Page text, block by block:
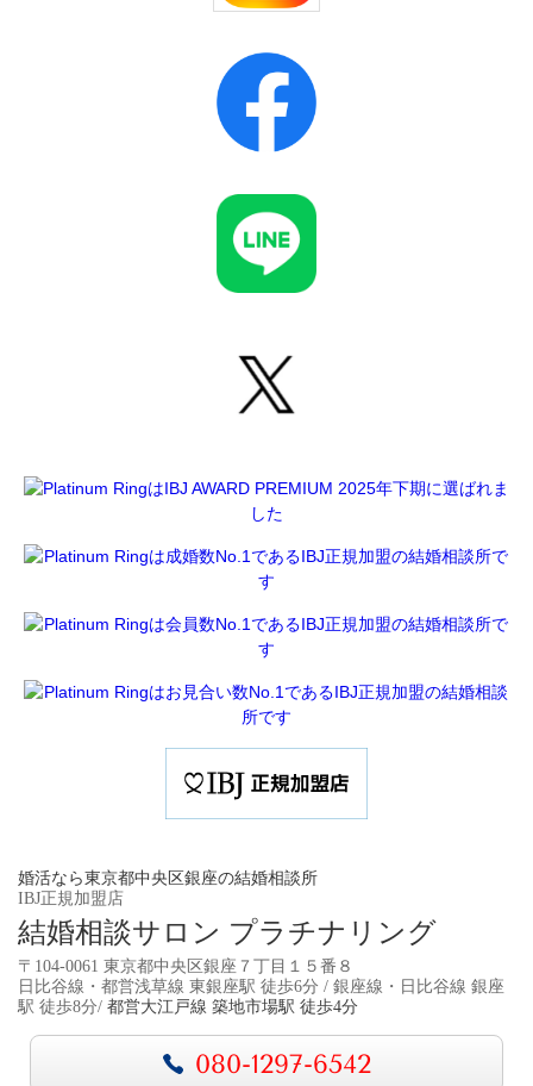
婚活なら東京都中央区銀座の結婚相談所
IBJ正規加盟店
結婚相談サロン プラチナリング
〒104-0061 東京都中央区銀座７丁目１５番８
日比谷線・都営浅草線 東銀座駅 徒歩6分 / 銀座線・日比谷線 銀座
駅 徒歩8分/ 都営大江戸線 築地市場駅 徒歩4分
080-1297-6542